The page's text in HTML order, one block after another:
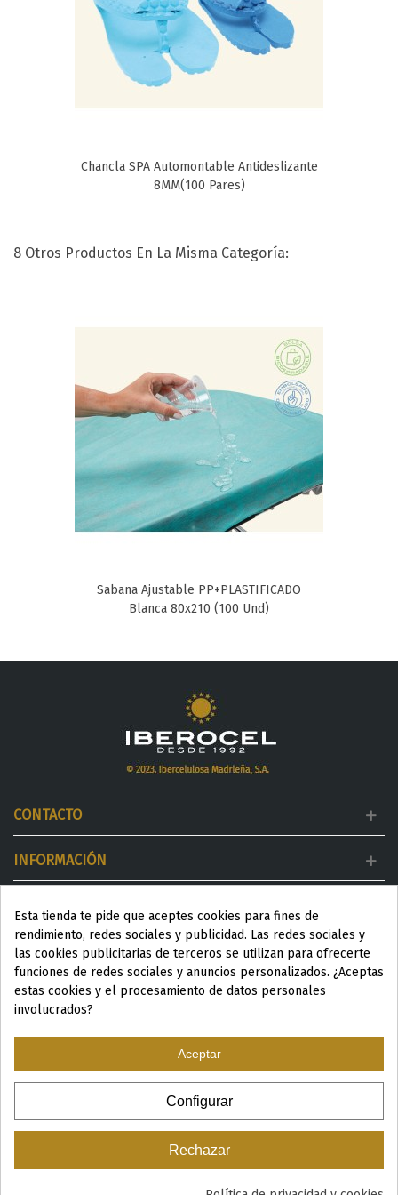
Chancla SPA Automontable Antideslizante
8MM(100 Pares)
8 Otros Productos En La Misma Categoría:
Sabana Ajustable PP+PLASTIFICADO
Blanca 80x210 (100 Und)
CONTACTO
INFORMACIÓN
DESTACADOS
ESP|ENG
© 2024 Productos Wellness para Spa y Centros de estética
Esta tienda te pide que aceptes cookies para fines de
rendimiento, redes sociales y publicidad. Las redes sociales y
las cookies publicitarias de terceros se utilizan para ofrecerte
funciones de redes sociales y anuncios personalizados. ¿Aceptas
estas cookies y el procesamiento de datos personales
involucrados?
Aceptar
Configurar
Rechazar